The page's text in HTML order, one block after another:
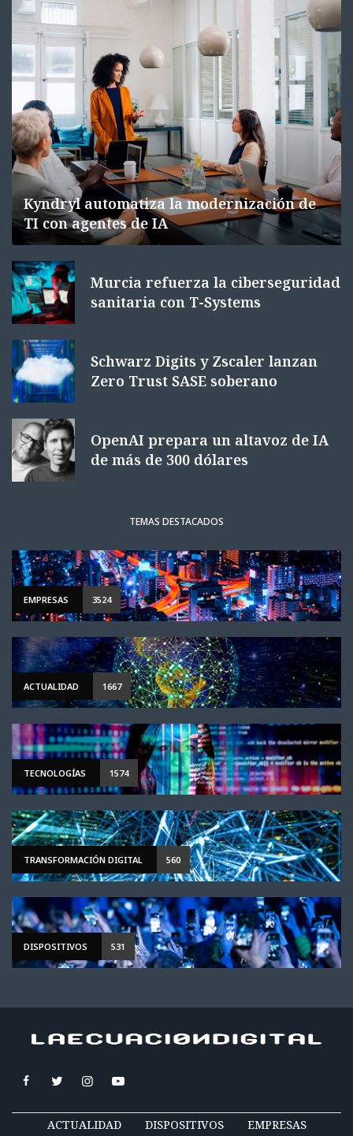
Kyndryl automatiza la modernización de
TI con agentes de IA
Murcia refuerza la ciberseguridad
sanitaria con T-Systems
Schwarz Digits y Zscaler lanzan
Zero Trust SASE soberano
OpenAI prepara un altavoz de IA
de más de 300 dólares
TEMAS DESTACADOS
EMPRESAS 3524
ACTUALIDAD 1667
TECNOLOGÍAS 1574
TRANSFORMACIÓN DIGITAL 560
DISPOSITIVOS 531
ACTUALIDAD DISPOSITIVOS EMPRESAS